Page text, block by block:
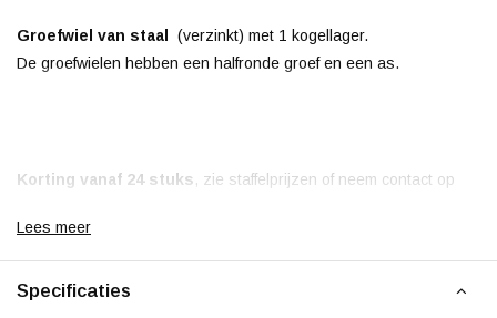
Groefwiel van staal
(verzinkt) met 1 kogellager.
De groefwielen hebben een halfronde groef en een as.
Korting vanaf 24 stuks, zie staffelprijzen of neem contact op
Lees meer
Specificaties